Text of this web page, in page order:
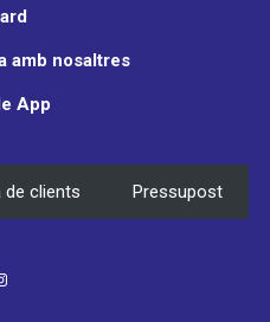
amb nosaltres
App
de clients Pressupost